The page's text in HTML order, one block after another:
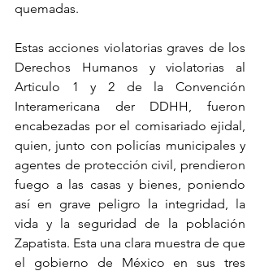
quemadas.
Estas acciones violatorias graves de los
Derechos Humanos y violatorias al
Articulo 1 y 2 de la Convención
Interamericana der DDHH, fueron
encabezadas por el comisariado ejidal,
quien, junto con policías municipales y
agentes de protección civil, prendieron
fuego a las casas y bienes, poniendo
así en grave peligro la integridad, la
vida y la seguridad de la población
Zapatista. Esta una clara muestra de que
el gobierno de México en sus tres